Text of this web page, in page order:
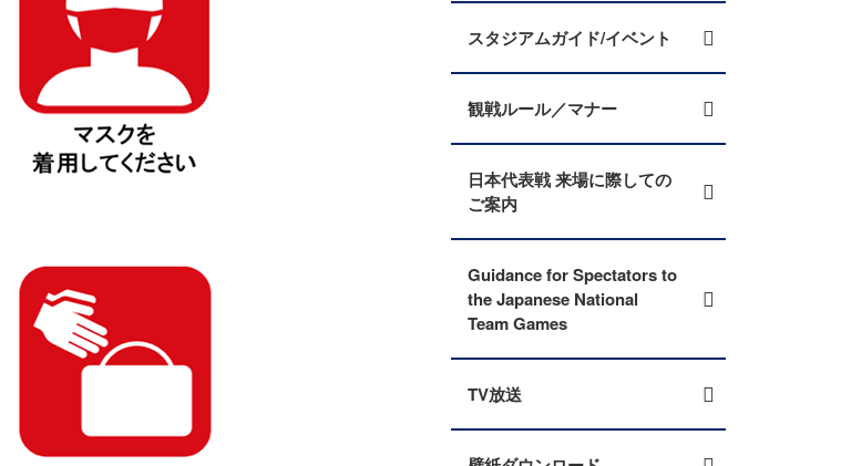
スタジアムガイド/イベント
観戦ルール／マナー
日本代表戦 来場に際しての
ご案内
Guidance for Spectators to
the Japanese National
Team Games
TV放送